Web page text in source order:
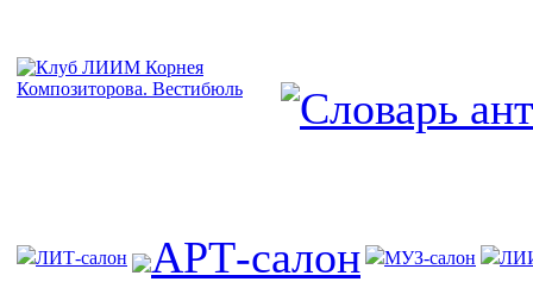
ЛИТ-салон АРТ-салон МУЗ-салон